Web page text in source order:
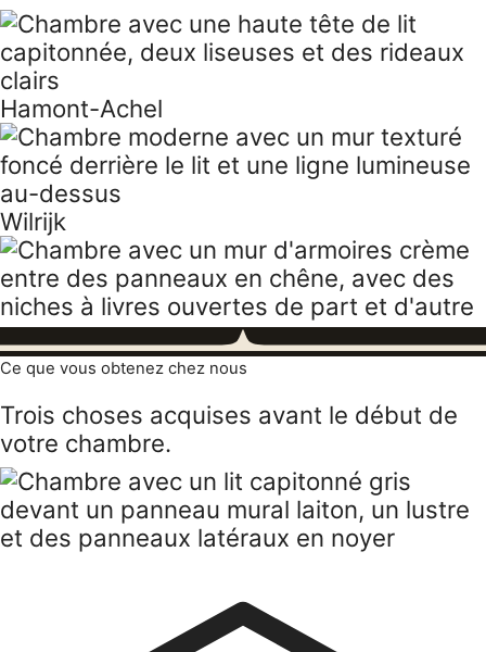
Hamont-Achel
Wilrijk
Ce que vous obtenez chez nous
Trois choses acquises avant le début de
votre chambre.